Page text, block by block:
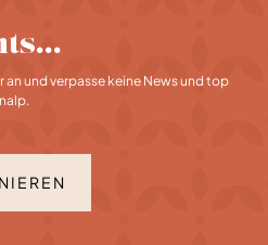
an und verpasse keine News und top